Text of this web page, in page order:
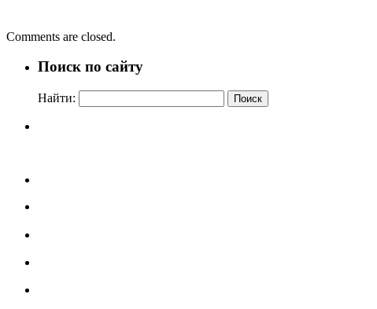
Comments are closed.
Поиск по сайту
Найти: